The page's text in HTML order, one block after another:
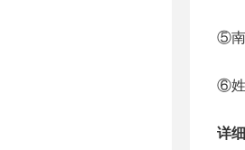
⑤南
⑥姓
详